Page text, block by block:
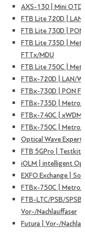
AXS-130 | Mini
FTB Lite 720D |
FTB Lite 730D |
FTB Lite 735D |
FTTx/MDU
FTB Lite 750C |
FTBx-720D | LAN/
FTBx-730D | PON
FTBx-735D | Metro/
FTBx-740C | xWDM
FTBx-750C | Metro/
Optical Wave Expert
FTB 5GPro | Testkit
iOLM | intelligent
EXFO Exchange |
FTBx-750C | Metro/
FTB-LTC/PSB/SPSB
Vor-/Nachlauffaser
Futura | Vor-/